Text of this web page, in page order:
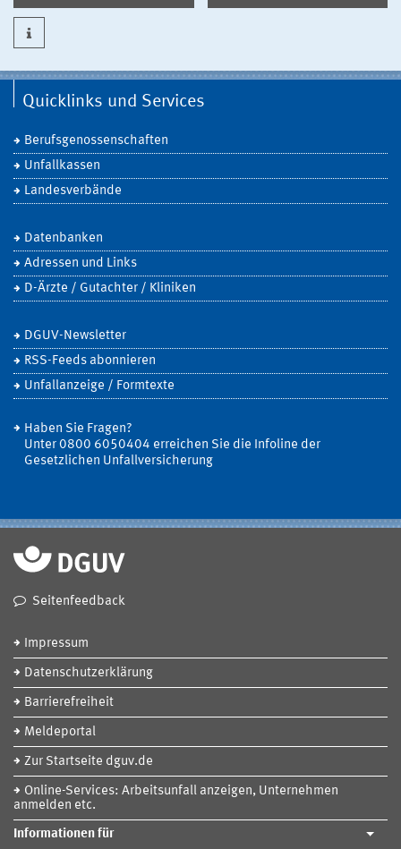
Quicklinks und Services
Berufsgenossenschaften
Unfallkassen
Landesverbände
Datenbanken
Adressen und Links
D-Ärzte / Gutachter / Kliniken
DGUV-Newsletter
RSS-Feeds abonnieren
Unfallanzeige / Formtexte
Haben Sie Fragen?
Unter 0800 6050404 erreichen Sie die Infoline der
Gesetzlichen Unfallversicherung
Seitenfeedback
Impressum
Datenschutzerklärung
Barrierefreiheit
Meldeportal
Zur Startseite dguv.de
Online-Services: Arbeitsunfall anzeigen, Unternehmen
anmelden etc.
Informationen für